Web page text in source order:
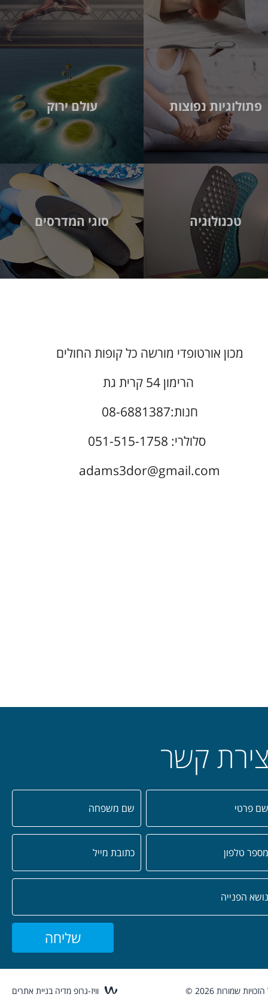
עולם ירוק פתולוגיות נפוצות
סוגי המדרסים טכנולוגיה
מכון אורטופדי מורשה כל קופות החולים
הרימון 54 קרית גת
חנות:08-6881387
סלולרי: 051-515-1758
adams3dor@gmail.com
קשר
שליחה
שמורות 2026 © וויז-גרופ מדיה בניית אתרים